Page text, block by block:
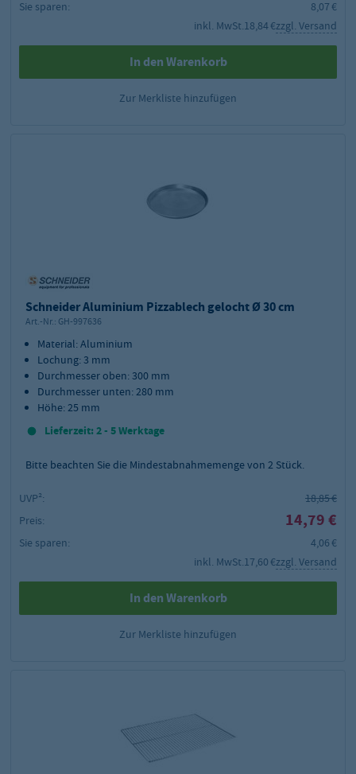
Sie sparen:
8,07 €
inkl. MwSt.18,84 €zzgl. Versand
In den Warenkorb
Zur Merkliste hinzufügen
Schneider Aluminium Pizzablech gelocht Ø 30 cm
Art.-Nr.: GH-997636
Material: Aluminium
Lochung: 3 mm
Durchmesser oben: 300 mm
Durchmesser unten: 280 mm
Höhe: 25 mm
Lieferzeit: 2 - 5 Werktage
Bitte beachten Sie die Mindestabnahmemenge von 2 Stück.
UVP²:
18,85 €
Preis:
14,79 €
Sie sparen:
4,06 €
inkl. MwSt.17,60 €zzgl. Versand
In den Warenkorb
Zur Merkliste hinzufügen